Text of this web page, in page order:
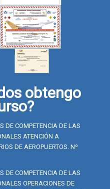
obtengo
DE COMPETENCIA DE LAS
ATENCIÓN A
DE AEROPUERTOS. Nº
DE COMPETENCIA DE LAS
OPERACIONES DE